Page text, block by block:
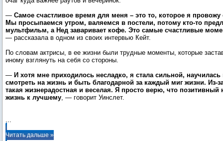
— Самое счастливое время для меня – это то, которое я провожу
Мы просыпаемся утром, валяемся в постели, потому кто-то
мультфильм, а Нед заваривает кофе. Это самые счастливые
— рассказала в одном из своих интервью Кейт.
По словам актрисы, в ее жизни были трудные моменты, которые
иному взглянуть на себя со стороны.
— И хотя мне приходилось несладко, я стала сильной, научилась
смотреть на жизнь и быть благодарной за каждый миг жизни. Из-
такая жизнерадостная и веселая. Я просто верю, что позитивный
жизнь к лучшему, — говорит Уинслет.
...
Читать дальше »